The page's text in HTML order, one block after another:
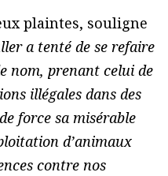
plaintes, souligne
a tenté de se refaire
nom, prenant celui de
illégales dans des
force sa misérable
d’animaux
contre nos